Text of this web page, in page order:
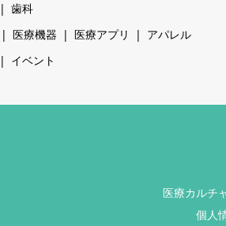
歯科
医療機器 医療アプリ
アパレル
イベント
医療カルチ
個人